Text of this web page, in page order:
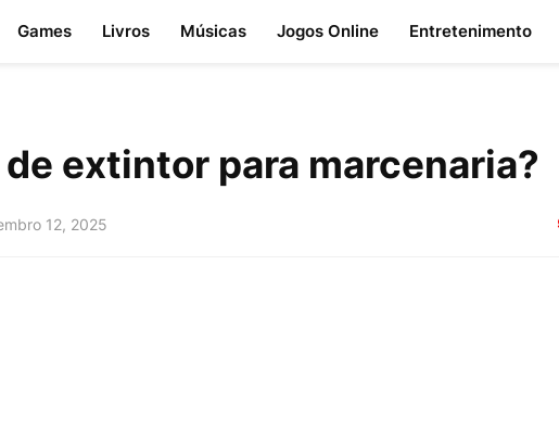
Games Livros Músicas Jogos Online Entretenimento
extintor para marcenaria?
12, 2025